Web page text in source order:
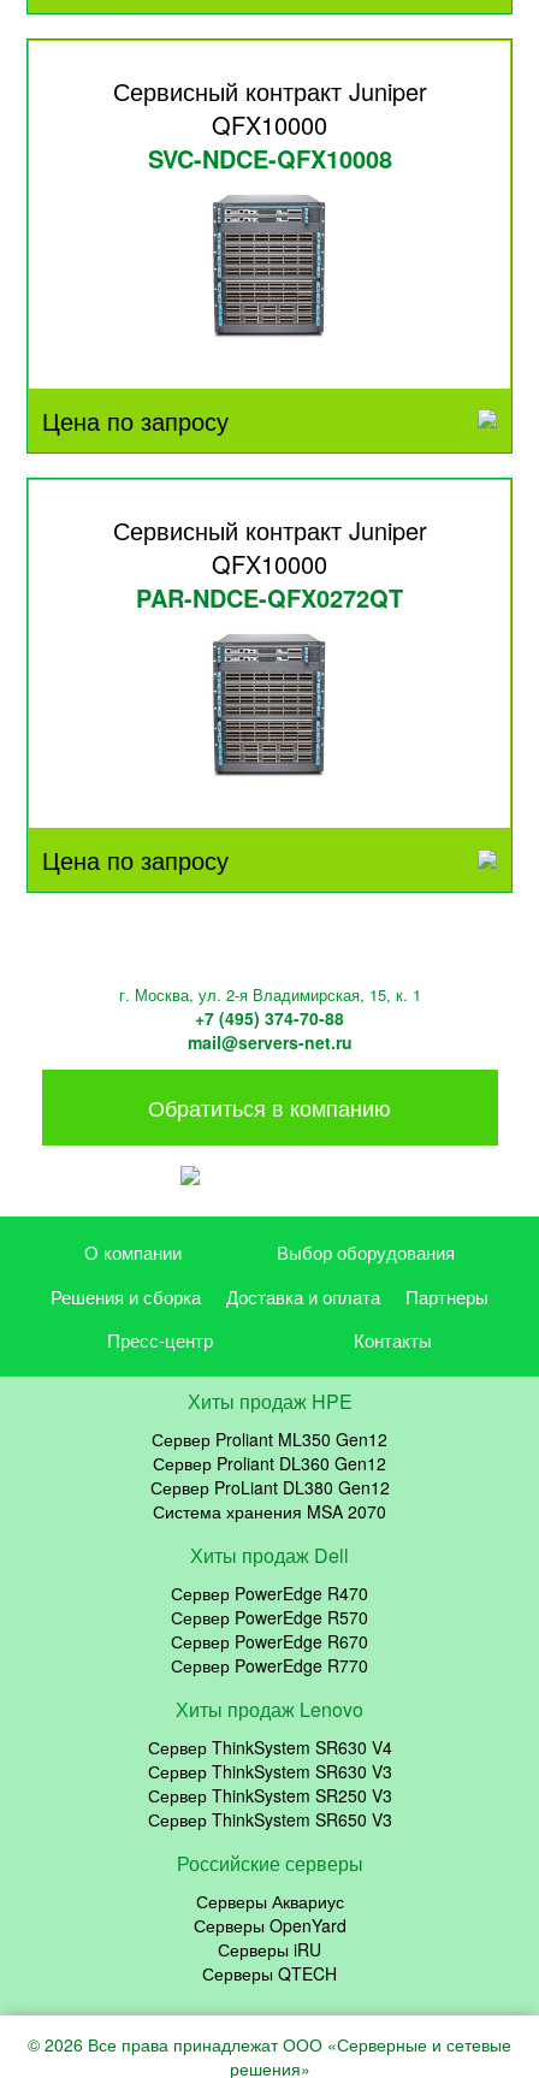
Сервисный контракт Juniper
QFX10000
SVC-NDCE-QFX10008
Цена по запросу
Сервисный контракт Juniper
QFX10000
PAR-NDCE-QFX0272QT
Цена по запросу
г. Москва, ул. 2-я Владимирская, 15, к. 1
+7 (495) 374-70-88
mail@servers-net.ru
Обратиться в компанию
О компании
Выбор оборудования
Решения и сборка
Доставка и оплата
Партнеры
Пресс-центр
Контакты
Хиты продаж HPE
Сервер Proliant ML350 Gen12
Сервер Proliant DL360 Gen12
Сервер ProLiant DL380 Gen12
Система хранения MSA 2070
Хиты продаж Dell
Сервер PowerEdge R470
Сервер PowerEdge R570
Сервер PowerEdge R670
Сервер PowerEdge R770
Хиты продаж Lenovo
Сервер ThinkSystem SR630 V4
Сервер ThinkSystem SR630 V3
Сервер ThinkSystem SR250 V3
Сервер ThinkSystem SR650 V3
Российские серверы
Серверы Аквариус
Серверы OpenYard
Серверы iRU
Серверы QTECH
© 2026 Все права принадлежат ООО «Серверные и сетевые
решения»